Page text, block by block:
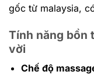
gốc từ malaysia,
Tính năng bồn
vời
Chế độ